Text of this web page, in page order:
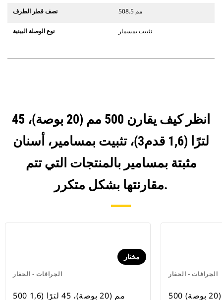
نصف قطر الطرف 508.5 مم
نوع الوصلة البينية تثبيت بمسمار
انظر كيف يقارن 500 مم (20 بوصة)، 45
لترًا (1,6 قدم3)، تثبيت بمسامير، أسنان
مثبتة بمسامير بالمنتجات التي تتم
مقارنتها بشكل متكرر.
الجرافات - الحفار
مختار
500 مم (20 بوصة)، 45 لترًا (1,6
الجرافات - الحفار